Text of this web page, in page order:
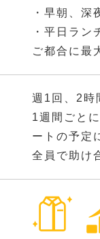
・早朝、深
・平日ラン
ご都合に最
週1回、2時
1週間ごと
ートの予定
全員で助け